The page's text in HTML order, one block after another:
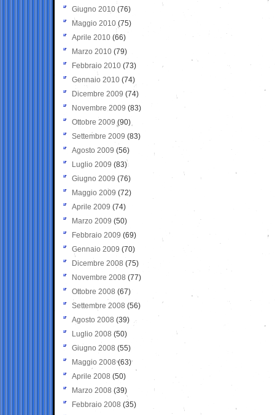
Giugno 2010 (76)
Maggio 2010 (75)
Aprile 2010 (66)
Marzo 2010 (79)
Febbraio 2010 (73)
Gennaio 2010 (74)
Dicembre 2009 (74)
Novembre 2009 (83)
Ottobre 2009 (90)
Settembre 2009 (83)
Agosto 2009 (56)
Luglio 2009 (83)
Giugno 2009 (76)
Maggio 2009 (72)
Aprile 2009 (74)
Marzo 2009 (50)
Febbraio 2009 (69)
Gennaio 2009 (70)
Dicembre 2008 (75)
Novembre 2008 (77)
Ottobre 2008 (67)
Settembre 2008 (56)
Agosto 2008 (39)
Luglio 2008 (50)
Giugno 2008 (55)
Maggio 2008(63)
Aprile 2008 (50)
Marzo 2008 (39)
Febbraio 2008 (35)